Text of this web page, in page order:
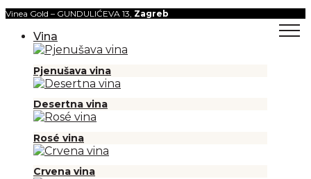
Vinea Gold – GUNDULIĆEVA 13, Zagreb
Vina
Pjenušava vina
Desertna vina
Rosé vina
Crvena vina